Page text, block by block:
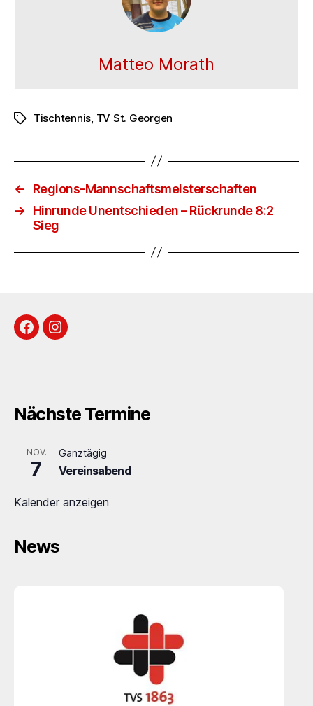
Matteo Morath
Schlagwörter
Tischtennis TV St. Georgen
←
Regions-Mannschaftsmeisterschaften
→
Hinrunde Unentschieden – Rückrunde 8:2
Sieg
FacebookInstagram
Nächste Termine
NOV.
7
Ganztägig
Vereinsabend
Kalender anzeigen
News